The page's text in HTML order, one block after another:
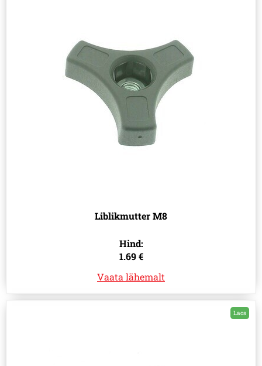
Liblikmutter M8
Hind:
1.69 €
Vaata lähemalt
Laos